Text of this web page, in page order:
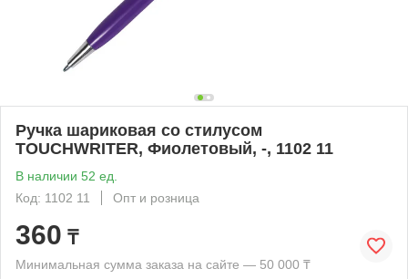
Ручка шариковая со стилусом
TOUCHWRITER, Фиолетовый, -, 1102 11
В наличии 52 ед.
Код: 1102 11
Опт и розница
360 ₸
Минимальная сумма заказа на сайте — 50 000 ₸